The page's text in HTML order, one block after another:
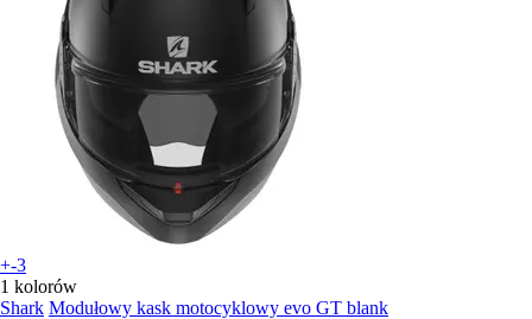
+-3
1 kolorów
Shark Modułowy kask motocyklowy evo GT blank